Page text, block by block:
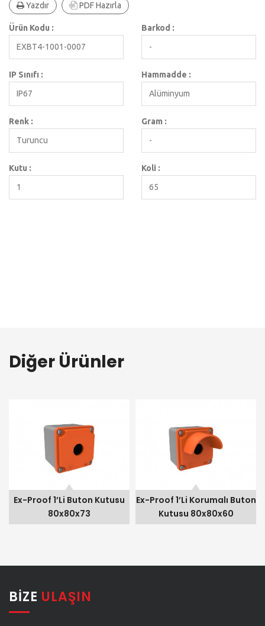
Yazdır PDF Hazırla
Ürün Kodu :
EXBT4-1001-0007
Barkod :
-
IP Sınıfı :
IP67
Hammadde :
Alüminyum
Renk :
Turuncu
Gram :
-
Kutu :
1
Koli :
65
Diğer Ürünler
1’li Buton Kutusu
80x80x73
Ex-Proof 1’li Korumalı Buton
Kutusu 80x80x60
Ex-
BIZE ULAŞIN